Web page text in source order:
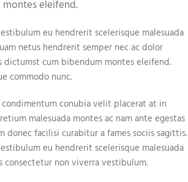
eleifend.
eu hendrerit scelerisque malesuada
netus hendrerit semper nec ac dolor
dictumst cum bibendum montes eleifend.
commodo nunc.
conubia velit placerat at in
malesuada montes ac nam ante egestas
donec facilisi curabitur a fames sociis sagittis.
eu hendrerit scelerisque malesuada
consectetur non viverra vestibulum.